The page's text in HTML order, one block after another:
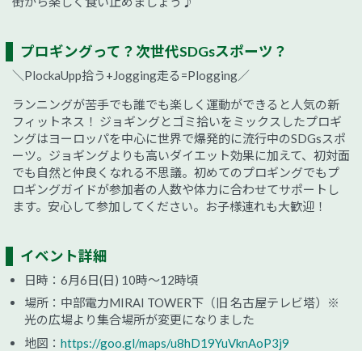
プロギングって？次世代SDGsスポーツ？
＼PlockaUpp拾う+Jogging走る=Plogging／
ランニングが苦手でも誰でも楽しく運動ができると人気の新
フィットネス！ ジョギングとゴミ拾いをミックスしたプロギ
ングはヨーロッパを中心に世界で爆発的に流行中のSDGsスポ
ーツ。ジョギングよりも高いダイエット効果に加えて、初対面
でも自然と仲良くなれる不思議。初めてのプロギングでもプ
ロギングガイドが参加者の人数や体力に合わせてサポートし
ます。安心して参加してください。お子様連れも大歓迎！
イベント詳細
日時：6月6日(日) 10時～12時頃
場所：中部電力MIRAI TOWER下（旧 名古屋テレビ塔）※
光の広場より集合場所が変更になりました
地図： https://goo.gl/maps/u8hD19YuVknAoP3j9